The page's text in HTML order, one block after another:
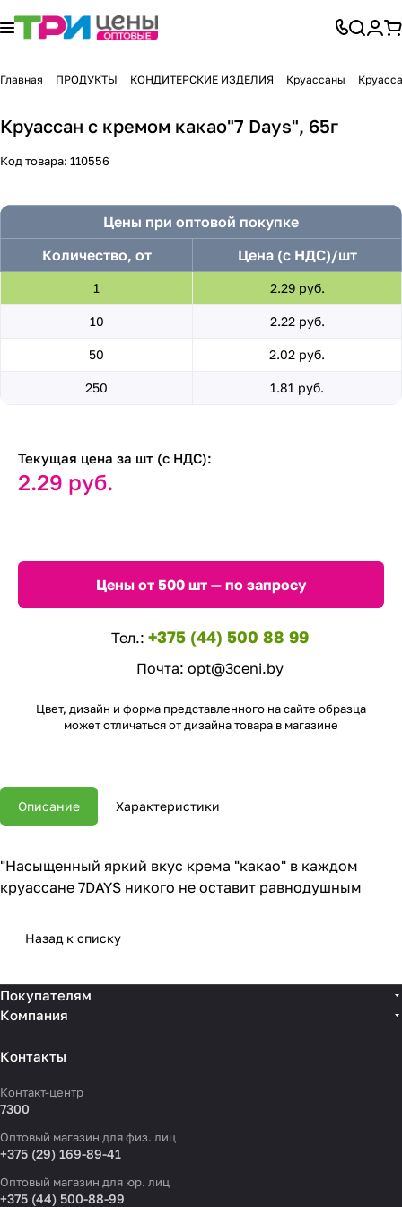
Главная ПРОДУКТЫ КОНДИТЕРСКИЕ ИЗДЕЛИЯ Круассаны
Круассан с кремом какао"7 Days", 65г
Код товара: 110556
Цены при оптовой покупке
Количество, от
Цена (с НДС)/шт
1 2.29 руб.
10 2.22 руб.
50 2.02 руб.
250 1.81 руб.
Текущая цена за шт (с НДС):
2.29 руб.
Цены от 500 шт — по запросу
Тел.: +375 (44) 500 88 99
Почта: opt@3ceni.by
Цвет, дизайн и форма представленного на сайте образца
может отличаться от дизайна товара в магазине
Описание Характеристики
"Насыщенный яркий вкус крема "какао" в каждом
круассане 7DAYS никого не оставит равнодушным
Назад к списку
Покупателям
Компания
Контакты
Контакт-центр
7300
Оптовый магазин для физ. лиц
+375 (29) 169-89-41
Оптовый магазин для юр. лиц
+375 (44) 500-88-99